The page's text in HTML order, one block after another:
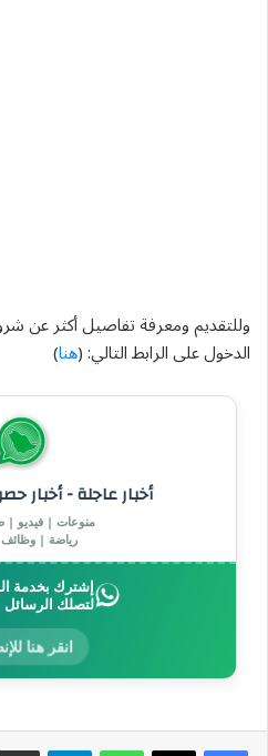
وللتقديم ومعرفة تفاصيل أكثر عن
الدخول على الرابط التالي: (هنا)
أخبار عاجلة - أخبار
منوعات | فيديو |
رياضة |
إشترك بخدمة
لتصلك الرسائل
انقر هنا
واتسابتيلقرام